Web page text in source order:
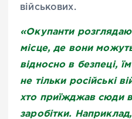
військових.
«Окупанти
місце, де вони
відносно в безпеці,
не тільки російські
хто приїжджав сюди
заробітки.